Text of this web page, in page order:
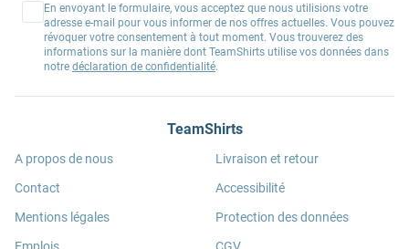
En envoyant le formulaire, vous acceptez que nous utilisions votre
adresse e-mail pour vous informer de nos offres actuelles. Vous pouvez
révoquer votre consentement à tout moment. Vous trouverez des
informations sur la manière dont TeamShirts utilise vos données dans
notre déclaration de confidentialité.
TeamShirts
A propos de nous
Contact
Mentions légales
Emplois
Livraison et retour
Accessibilité
Protection des données
CGV